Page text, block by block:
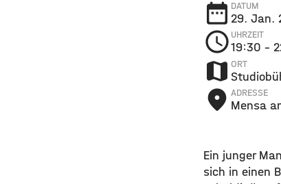
date_range DATUM
29. Jan.
schedule UHRZEIT
19:30 –
map ORT
place ADRESSE
Mensa
Ein junger
sich in einen